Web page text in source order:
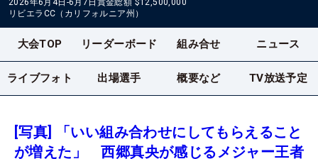
2026年6月4日-6月7日 賞金総額 $12,500,000
リビエラCC（カリフォルニア州）
大会TOP リーダーボード 組み合せ ニュース
ライブフォト 出場選手 概要など TV放送予定
[写真] 「いい組み合わせにしてもらえること
が増えた」 西郷真央が感じるメジャー王者